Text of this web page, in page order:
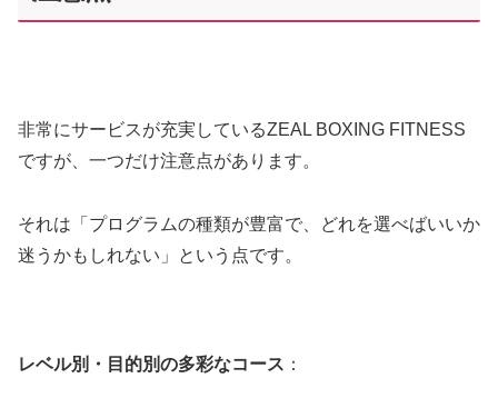
非常にサービスが充実しているZEAL BOXING FITNESS
ですが、一つだけ注意点があります。
それは「プログラムの種類が豊富で、どれを選べばいいか
迷うかもしれない」という点です。
レベル別・目的別の多彩なコース ：